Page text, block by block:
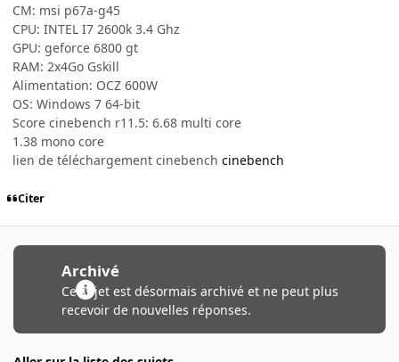
CM: msi p67a-g45
CPU: INTEL I7 2600k 3.4 Ghz
GPU: geforce 6800 gt
RAM: 2x4Go Gskill
Alimentation: OCZ 600W
OS: Windows 7 64-bit
Score cinebench r11.5: 6.68 multi core
1.38 mono core
lien de téléchargement cinebench cinebench
Citer
Archivé
Ce sujet est désormais archivé et ne peut plus
recevoir de nouvelles réponses.